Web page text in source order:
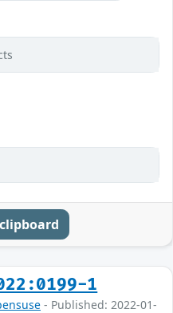
1
- Published: 2022-01-